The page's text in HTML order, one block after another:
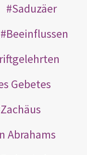
Saduzäer
Beeinflussen
Gebetes
Zachäus
Abrahams